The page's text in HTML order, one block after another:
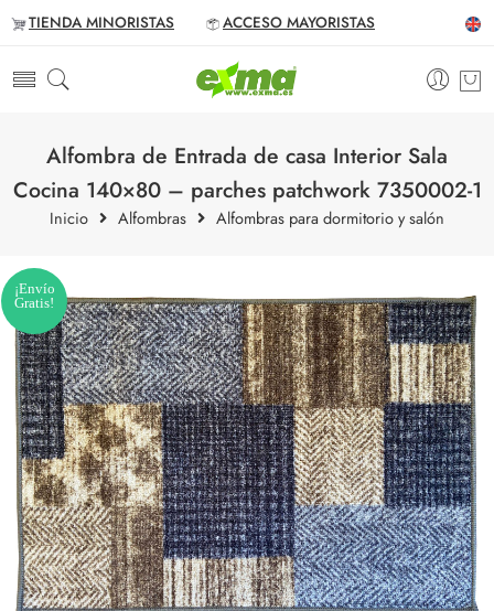
TIENDA MINORISTAS ACCESO MAYORISTAS
Alfombra de Entrada de casa Interior Sala
Cocina 140×80 – parches patchwork 7350002-1
Inicio Alfombras Alfombras para dormitorio y salón
¡Envío
Gratis!